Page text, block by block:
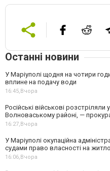
Останні новини
У Маріуполі щодня на чотири
вплине на подачу води
16:45, Вчора
Російські військові
Волноваському районі, —
16:27, Вчора
У Маріуполі окупаційна
судами право власності на житло
16:06, Вчора